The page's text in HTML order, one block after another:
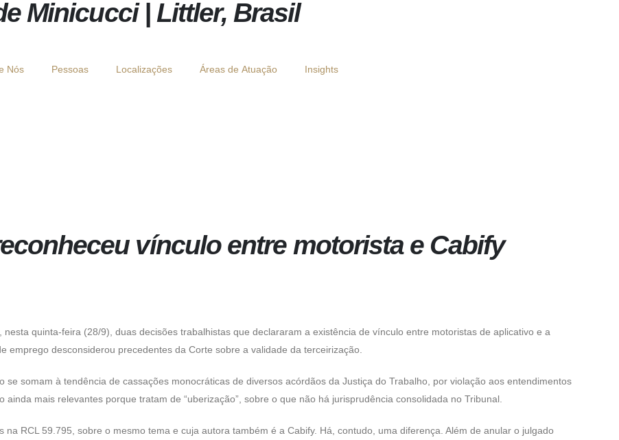
Minicucci | Littler, Brasil
Nós Pessoas Localizações Áreas de Atuação Insights
vínculo entre motorista e Cabify
quinta-feira (28/9), duas decisões trabalhistas que declararam a existência de vínculo entre motoristas de aplicativo e a
emprego desconsiderou precedentes da Corte sobre a validade da terceirização.
se somam à tendência de cassações monocráticas de diversos acórdãos da Justiça do Trabalho, por violação aos entendimentos
mais relevantes porque tratam de “uberização”, sobre o que não há jurisprudência consolidada no Tribunal.
RCL 59.795, sobre o mesmo tema e cuja autora também é a Cabify. Há, contudo, uma diferença. Além de anular o julgado